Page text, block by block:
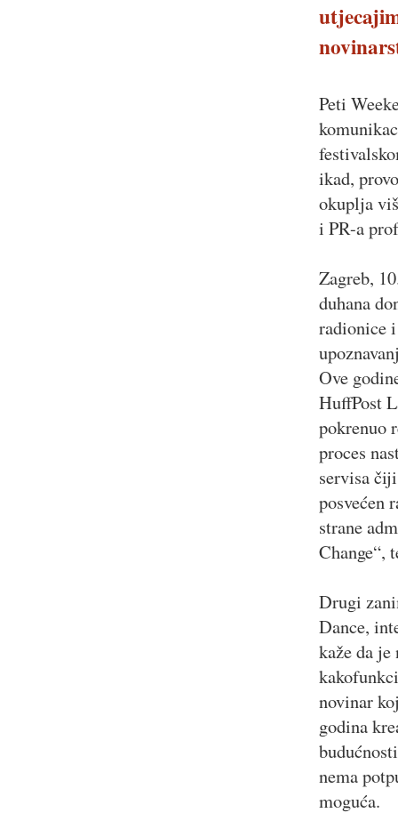
Peti
ikad,
okuplja
i PR-a
Zagreb,
duhana
radionice
Ove
HuffPost
pokrenuo
proces
servisa
posvećen
strane
Change“,
Drugi
Dance,
kaže da
novinar
godina
nema
moguća.